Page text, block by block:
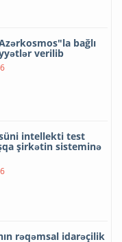
bağlı
verilib
süni intellekti test
şirkətin sisteminə
rəqəmsal idarəçilik